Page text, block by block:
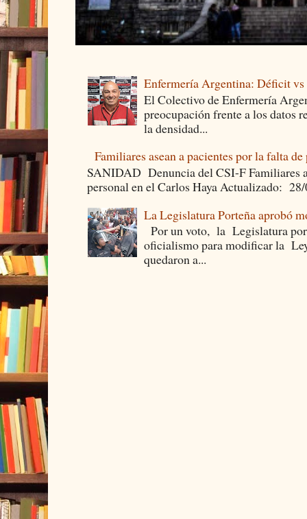
Enfermería Argentina: Déficit
El Colectivo de Enfermería
preocupación frente a los datos
la densidad...
Familiares asean a pacientes por la falta
SANIDAD Denuncia del CSI-F Familiares
personal en el Carlos Haya Actualizado:
La Legislatura Porteña aprobó
Por un voto, la Legislatura
oficialismo para modificar la
quedaron a...